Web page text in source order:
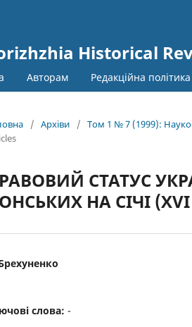
Historical
Авторам Редакційна політика
/ Архіви / Том 1 № 7 (1999):
СТАТУС
НА СІЧІ
слова: -